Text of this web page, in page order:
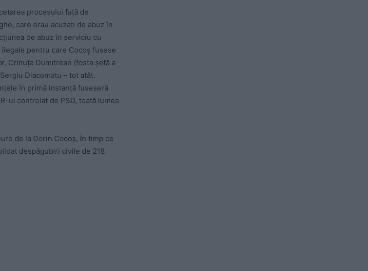
procesului față de
care erau acuzați de abuz în
de abuz în serviciu cu
pentru care Cocoș fusese
Crinuța Dumitrean (fosta șefă a
Diacomatu – tot atât.
în primă instanță fuseseră
ul controlat de PSD, toată lumea
de la Dorin Cocoș, în timp ce
despăgubiri civile de 218